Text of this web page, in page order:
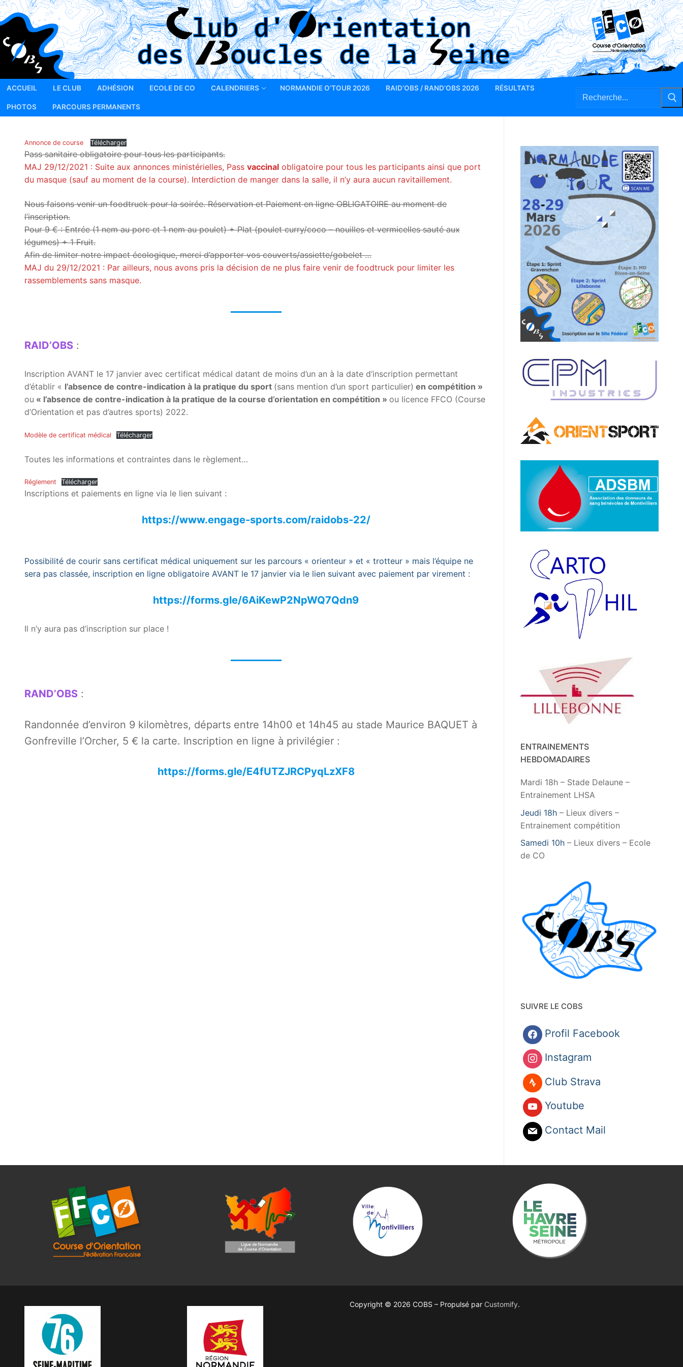
Aller
au
contenu
ACCUEIL LE CLUB ADHÉSION ECOLE DE CO CALENDRIERS NORMANDIE O’TOUR 2026 RAID’OBS / RAND’OBS 2026 RÉSULTATS
PHOTOS PARCOURS PERMANENTS
Rechercher
:
Annonce de course Télécharger
Pass sanitaire obligatoire pour tous les participants.
MAJ 29/12/2021 : Suite aux annonces ministérielles, Pass vaccinal obligatoire pour tous les participants ainsi que port
du masque (sauf au moment de la course). Interdiction de manger dans la salle, il n’y aura aucun ravitaillement.
Nous faisons venir un foodtruck pour la soirée. Réservation et Paiement en ligne OBLIGATOIRE au moment de
l’inscription.
Pour 9 € : Entrée (1 nem au porc et 1 nem au poulet) + Plat (poulet curry/coco – nouilles et vermicelles sauté aux
légumes) + 1 Fruit.
Afin de limiter notre impact écologique, merci d’apporter vos couverts/assiette/gobelet …
MAJ du 29/12/2021 : Par ailleurs, nous avons pris la décision de ne plus faire venir de foodtruck pour limiter les
rassemblements sans masque.
RAID’OBS :
Inscription AVANT le 17 janvier avec certificat médical datant de moins d’un an à la date d‘inscription permettant
d’établir « l’absence de contre-indication à la pratique du sport (sans mention d’un sport particulier) en compétition »
ou « l’absence de contre-indication à la pratique de la course d’orientation en compétition » ou licence FFCO (Course
d’Orientation et pas d’autres sports) 2022.
Modèle de certificat médical Télécharger
Toutes les informations et contraintes dans le règlement…
Réglement Télécharger
Inscriptions et paiements en ligne via le lien suivant :
https://www.engage-sports.com/raidobs-22/
Possibilité de courir sans certificat médical uniquement sur les parcours « orienteur » et « trotteur » mais l’équipe ne
sera pas classée, inscription en ligne obligatoire AVANT le 17 janvier via le lien suivant avec paiement par virement :
https://forms.gle/6AiKewP2NpWQ7Qdn9
Il n’y aura pas d’inscription sur place !
RAND’OBS :
Randonnée d’environ 9 kilomètres, départs entre 14h00 et 14h45 au stade Maurice BAQUET à
Gonfreville l’Orcher, 5 € la carte. Inscription en ligne à privilégier :
https://forms.gle/E4fUTZJRCPyqLzXF8
ENTRAINEMENTS
HEBDOMADAIRES
Mardi 18h – Stade Delaune –
Entrainement LHSA
Jeudi 18h – Lieux divers –
Entrainement compétition
Samedi 10h – Lieux divers – Ecole
de CO
SUIVRE LE COBS
Profil Facebook
Instagram
Club Strava
Youtube
Contact Mail
Copyright © 2026 COBS – Propulsé par Customify.